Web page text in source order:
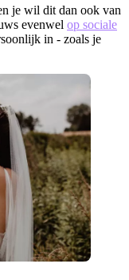
je wil dit dan ook van
evenwel op sociale
in - zoals je